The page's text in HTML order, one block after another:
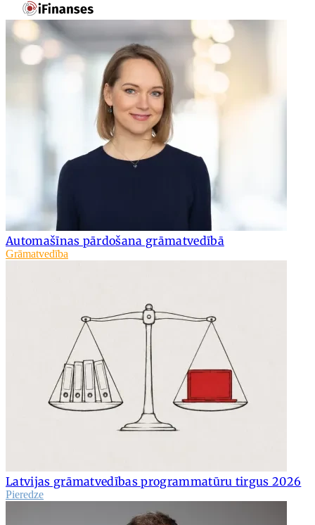
Automašīnas pārdošana grāmatvedībā
Grāmatvedība
Latvijas grāmatvedības programmatūru tirgus 2026
Pieredze